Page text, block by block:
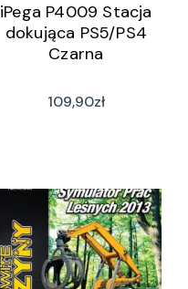
iPega P4009 Stacja
dokująca PS5/PS4
Czarna
109,90zł